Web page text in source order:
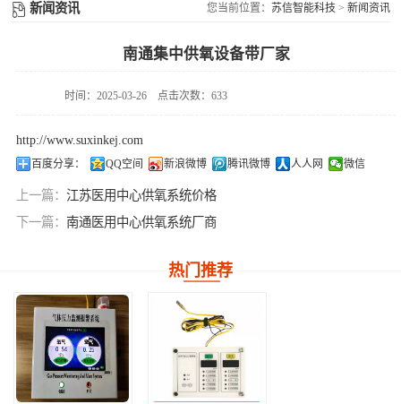
新闻资讯 您当前位置： 苏信智能科技 > 新闻资讯
南通集中供氧设备带厂家
时间：2025-03-26 点击次数：633
http://www.suxinkej.com
百度分享： QQ空间 新浪微博 腾讯微博 人人网 微信
上一篇： 江苏医用中心供氧系统价格
下一篇： 南通医用中心供氧系统厂商
热门推荐